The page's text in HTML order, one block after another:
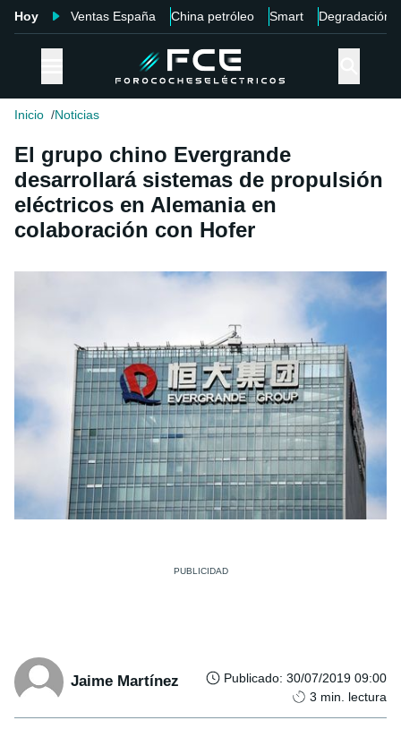
Hoy Ventas España China petróleo Smart Degradación
Inicio Noticias
El grupo chino Evergrande
desarrollará sistemas de propulsión
eléctricos en Alemania en
colaboración con Hofer
Jaime Martínez Publicado: 30/07/2019 09:00
3 min. lectura